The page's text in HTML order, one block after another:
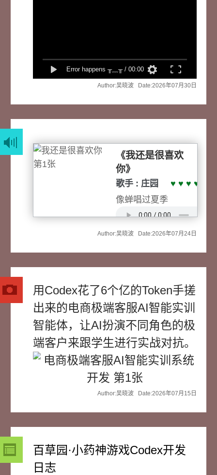
Error happens ╥﹏╥/00:00
Author:吴晓波 Date:2026年07月30日
《我还是很喜欢
你》
歌手 : 庄园
♥ ♥ ♥ ♥ ♥
像蝉唱过夏季
Author:吴晓波 Date:2026年07月24日
用Codex花了6个亿的Token手搓
出来的电商极端客服AI智能实训
智能体，让AI扮演不同角色的极
端客户来跟学生进行实战对抗。
Author:吴晓波 Date:2026年07月15日
百草园·小药神游戏Codex开发
日志